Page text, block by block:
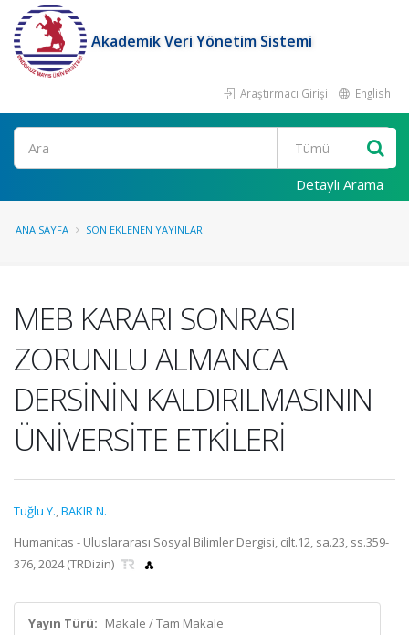
Akademik Veri Yönetim Sistemi
Araştırmacı Girişi English
Ara
Detaylı Arama
ANA SAYFA SON EKLENEN YAYINLAR
MEB KARARI SONRASI
ZORUNLU ALMANCA
DERSİNİN KALDIRILMASININ
ÜNİVERSİTE ETKİLERİ
Tuğlu Y.,BAKIR N.
Humanitas - Uluslararası Sosyal Bilimler Dergisi, cilt.12, sa.23, ss.359-
376, 2024 (TRDizin)
Yayın Türü: Makale / Tam Makale